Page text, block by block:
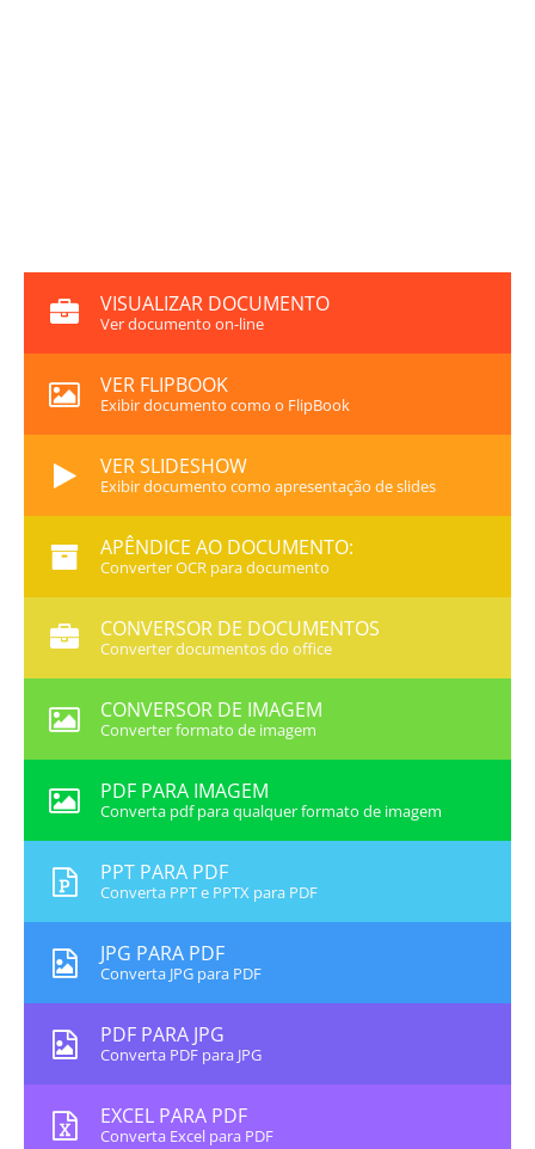
VISUALIZAR DOCUMENTO
Ver documento on-line
VER FLIPBOOK
Exibir documento como o FlipBook
VER SLIDESHOW
Exibir documento como apresentação de slides
APÊNDICE AO DOCUMENTO:
Converter OCR para documento
CONVERSOR DE DOCUMENTOS
Converter documentos do office
CONVERSOR DE IMAGEM
Converter formato de imagem
PDF PARA IMAGEM
Converta pdf para qualquer formato de imagem
PPT PARA PDF
Converta PPT e PPTX para PDF
JPG PARA PDF
Converta JPG para PDF
PDF PARA JPG
Converta PDF para JPG
EXCEL PARA PDF
Converta Excel para PDF